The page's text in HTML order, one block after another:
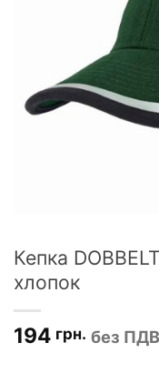
Кепка
хлопок
194 грн. без ПДВ